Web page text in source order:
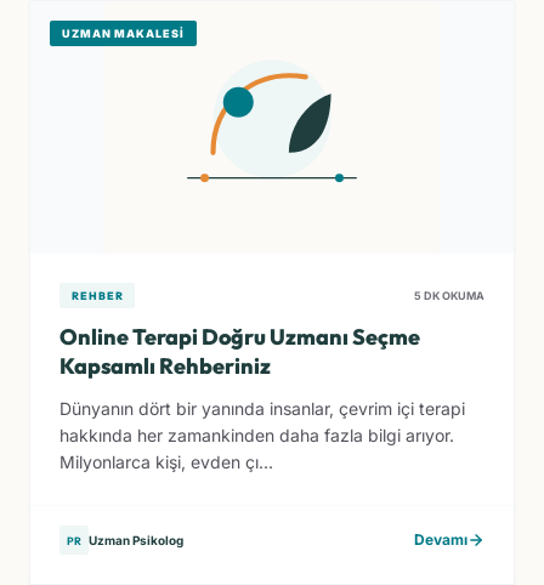
UZMAN MAKALESI
REHBER 5 DK OKUMA
Online Terapi Doğru Uzmanı Seçme
Kapsamlı Rehberiniz
Dünyanın dört bir yanında insanlar, çevrim içi terapi
hakkında her zamankinden daha fazla bilgi arıyor.
Milyonlarca kişi, evden çı...
PR Uzman Psikolog Devamı